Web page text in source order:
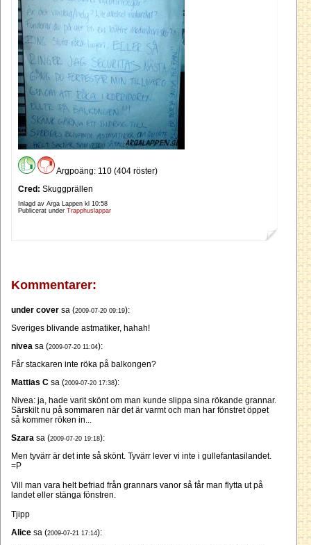
Argpoäng: 110 (404 röster)
Cred: Skuggprällen
Inlagd av Arga Lappen kl 10:58
Publicerat under Trapphuslappar
Kommentarer:
under cover sa (2009-07-20 09:19):
Sveriges blivande astmatiker, hahah!
nivea sa (2009-07-20 11:04):
Får stackaren inte röka på balkongen?
Mattias C sa (2009-07-20 17:38):
Nivea: ja, hade varit skönt om man kunde slippa sina rökande grannar.
Särskilt nu på sommaren när det är varmt och man har fönstret öppet
så kommer röken in...
Szara sa (2009-07-20 19:18):
Men tyvärr är det inte så skönt. Tyvärr lever vi inte i gullefantasilandet.
=P
Vill man vara helt befriad från grannars vanor så får man flytta ut på
landet eller stänga fönstren.
Tjipp
Alice sa (2009-07-21 17:14):